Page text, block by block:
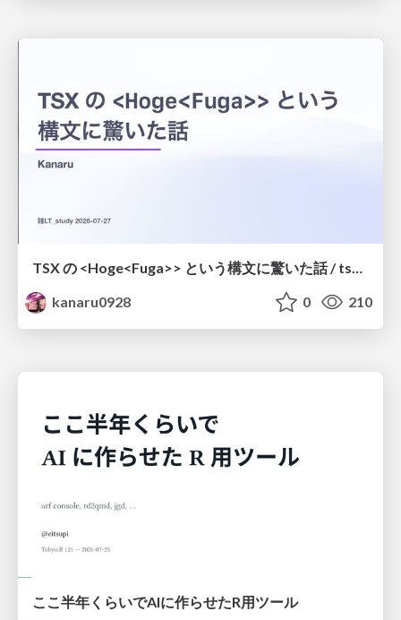
TSX の <Hoge<Fuga>> という構文に驚いた話 / tsx-type-argument-syntax
kanaru0928
0 210
ここ半年くらいでAIに作らせたR用ツール